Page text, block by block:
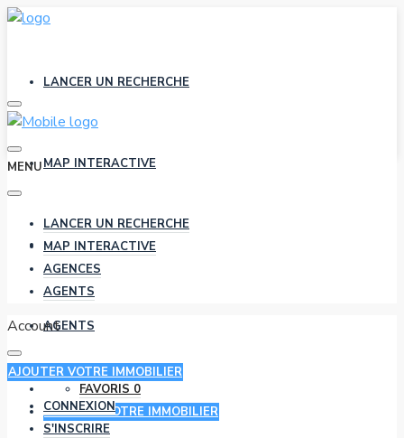
LANCER UN RECHERCHE
MAP INTERACTIVE
AGENCES
AGENTS
FAVORIS 0
AJOUTER VOTRE IMMOBILIER
MENU
LANCER UN RECHERCHE
MAP INTERACTIVE
AGENCES
AGENTS
Account
AJOUTER VOTRE IMMOBILIER
CONNEXION
S'INSCRIRE